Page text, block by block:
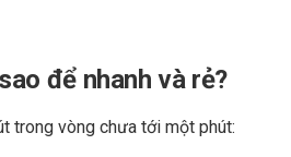
để nhanh và rẻ?
trong vòng chưa tới một phút: